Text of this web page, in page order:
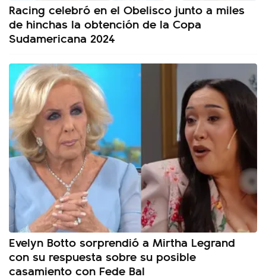
Racing celebró en el Obelisco junto a miles
de hinchas la obtención de la Copa
Sudamericana 2024
Evelyn Botto sorprendió a Mirtha Legrand
con su respuesta sobre su posible
casamiento con Fede Bal